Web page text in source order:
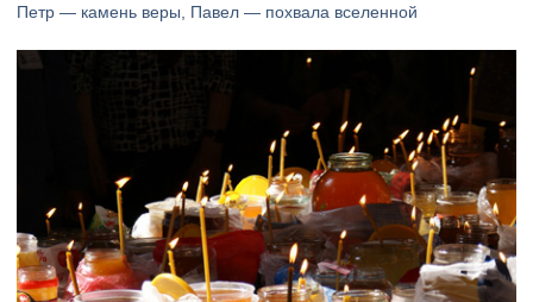
Петр — камень веры, Павел — похвала вселенной